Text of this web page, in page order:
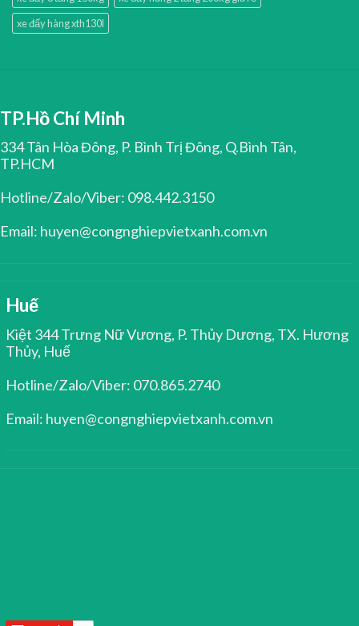
xe đẩy hàng xth130l
TP.Hồ Chí Minh
334 Tân Hòa Đông, P. Bình Trị Đông, Q.Bình Tân,
TP.HCM
Hotline/Zalo/Viber: 098.442.3150
Email: huyen@congnghiepvietxanh.com.vn
Huế
Kiệt 344 Trưng Nữ Vương, P. Thủy Dương, TX. Hương
Thủy, Huế
Hotline/Zalo/Viber: 070.865.2740
Email: huyen@congnghiepvietxanh.com.vn